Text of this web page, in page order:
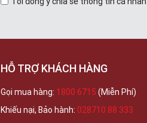
HỖ TRỢ KHÁCH HÀNG
Gọi mua hàng: 1800 6715 (Miễn Phí)
Khiếu nại, Bảo hành: 028710 88 333